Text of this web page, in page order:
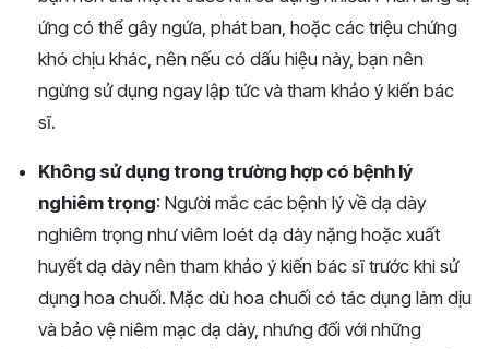
ứng có thể gây ngứa, phát ban, hoặc các triệu chứng
khó chịu khác, nên nếu có dấu hiệu này, bạn nên
ngừng sử dụng ngay lập tức và tham khảo ý kiến bác
sĩ.
Không sử dụng trong trường hợp có bệnh lý
nghiêm trọng: Người mắc các bệnh lý về dạ dày
nghiêm trọng như viêm loét dạ dày nặng hoặc xuất
huyết dạ dày nên tham khảo ý kiến bác sĩ trước khi sử
dụng hoa chuối. Mặc dù hoa chuối có tác dụng làm dịu
và bảo vệ niêm mạc dạ dày, nhưng đối với những